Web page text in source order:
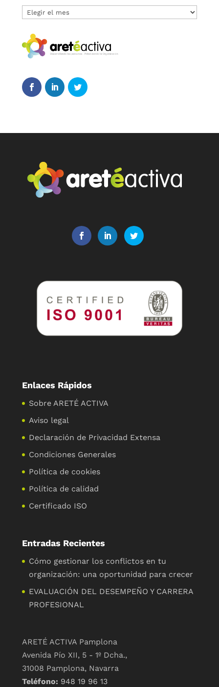
Archivos
Enlaces Rápidos
Sobre ARETÉ ACTIVA
Aviso legal
Declaración de Privacidad Extensa
Condiciones Generales
Política de cookies
Política de calidad
Certificado ISO
Entradas Recientes
Cómo gestionar los conflictos en tu
organización: una oportunidad para crecer
EVALUACIÓN DEL DESEMPEÑO Y CARRERA
PROFESIONAL
ARETÉ ACTIVA Pamplona
Avenida Pío XII, 5 - 1º Dcha.,
31008 Pamplona, Navarra
Teléfono: 948 19 96 13